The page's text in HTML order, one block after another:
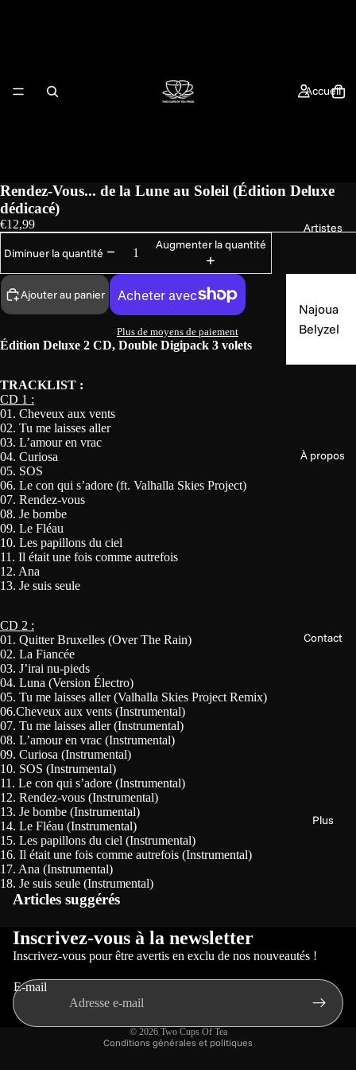
Accueil
Artistes
Najoua
Belyzel
À propos
Contact
Plus
Rendez-Vous... de la Lune au Soleil (Édition Deluxe
dédicacé)
€12,99
Diminuer la quantité
Augmenter la quantité
Ajouter au panier
Plus de moyens de paiement
Édition Deluxe 2 CD, Double Digipack 3 volets
TRACKLIST :
CD 1 :
01. Cheveux aux vents
02. Tu me laisses aller
03. L’amour en vrac
04. Curiosa
05. SOS
06. Le con qui s’adore (ft. Valhalla Skies Project)
07. Rendez-vous
08. Je bombe
09. Le Fléau
10. Les papillons du ciel
11. Il était une fois comme autrefois
12. Ana
13. Je suis seule
CD 2 :
01. Quitter Bruxelles (Over The Rain)
02. La Fiancée
03. J’irai nu-pieds
04. Luna (Version Électro)
05. Tu me laisses aller (Valhalla Skies Project Remix)
06.Cheveux aux vents (Instrumental)
07. Tu me laisses aller (Instrumental)
08. L’amour en vrac (Instrumental)
09. Curiosa (Instrumental)
10. SOS (Instrumental)
11. Le con qui s’adore (Instrumental)
12. Rendez-vous (Instrumental)
13. Je bombe (Instrumental)
14. Le Fléau (Instrumental)
15. Les papillons du ciel (Instrumental)
16. Il était une fois comme autrefois (Instrumental)
17. Ana (Instrumental)
18. Je suis seule (Instrumental)
Articles suggérés
Inscrivez-vous à la newsletter
Inscrivez-vous pour être avertis en exclu de nos nouveautés !
E-mail
© 2026 Two Cups Of Tea
Conditions générales et politiques
Politique de confidentialité
Politique de remboursement
Politique d’expédition
Conditions générales de vente